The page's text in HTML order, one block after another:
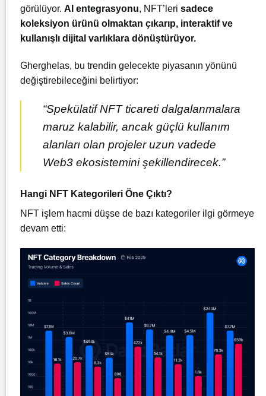
görülüyor. AI entegrasyonu, NFT’leri sadece
koleksiyon ürünü olmaktan çıkarıp, interaktif ve
kullanışlı dijital varlıklara dönüştürüyor.
Gherghelas, bu trendin gelecekte piyasanın yönünü
değiştirebileceğini belirtiyor:
“Spekülatif NFT ticareti dalgalanmalara
maruz kalabilir, ancak güçlü kullanım
alanları olan projeler uzun vadede
Web3 ekosistemini şekillendirecek.”
Hangi NFT Kategorileri Öne Çıktı?
NFT işlem hacmi düşse de bazı kategoriler ilgi görmeye
devam etti: